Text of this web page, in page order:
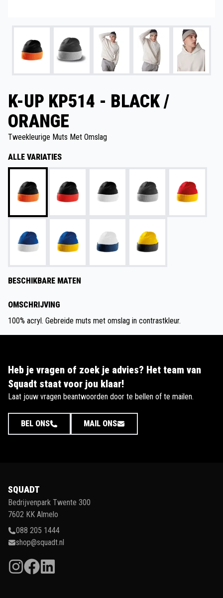
K-UP KP514 - BLACK /
ORANGE
Tweekleurige Muts Met Omslag
ALLE VARIATIES
BESCHIKBARE MATEN
OMSCHRIJVING
100% acryl. Gebreide muts met omslag in contrastkleur.
Heb je vragen of zoek je advies? Het team van
Squadt staat voor jou klaar!
Laat jouw vragen beantwoorden door te bellen of te mailen.
BEL ONS MAIL ONS
SQUADT
Bedrijvenpark Twente 300
7602 KK Almelo
088 205 1444
shop@squadt.nl